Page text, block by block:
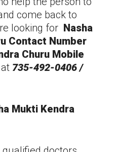
come back to
looking for Nasha
Contact Number
Churu Mobile
735-492-0406 /
Mukti Kendra